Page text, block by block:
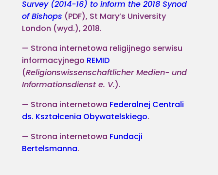
Survey (2014-16) to inform the 2018 Synod
of Bishops (PDF), St Mary’s University
London (wyd.), 2018.
Strona internetowa religijnego serwisu
informacyjnego REMID
(Religionswissenschaftlicher Medien- und
Informationsdienst e. V.).
Strona internetowa Federalnej Centrali
ds. Kształcenia Obywatelskiego.
Strona internetowa Fundacji
Bertelsmanna.